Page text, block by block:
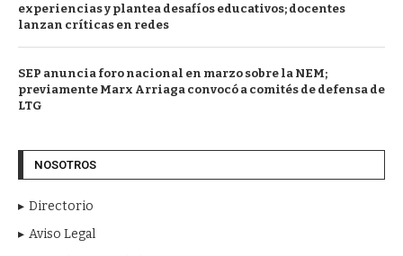
experiencias y plantea desafíos educativos; docentes
lanzan críticas en redes
SEP anuncia foro nacional en marzo sobre la NEM;
previamente Marx Arriaga convocó a comités de defensa de
LTG
NOSOTROS
Directorio
Aviso Legal